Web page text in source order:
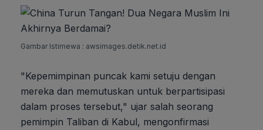
Gambar Istimewa : awsimages.detik.net.id
"Kepemimpinan puncak kami setuju dengan
mereka dan memutuskan untuk berpartisipasi
dalam proses tersebut," ujar salah seorang
pemimpin Taliban di Kabul, mengonfirmasi